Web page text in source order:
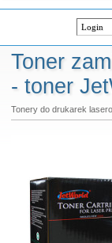
Toner
- toner
Tonery do drukarek